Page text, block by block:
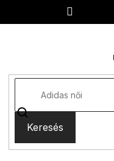
Keresés